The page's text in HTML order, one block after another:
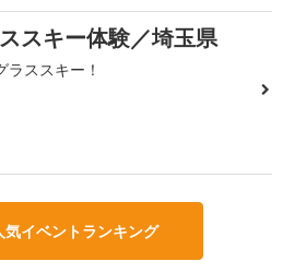
スキー体験／埼玉県
ラススキー！
気イベントランキング